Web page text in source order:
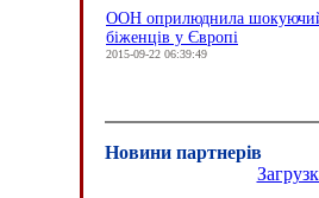
ООН оприлюднила
біженців у Європі
2015-09-22 06:39:49
Новини партнерів